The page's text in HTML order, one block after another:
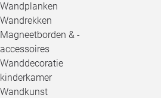
Wandplanken
Wandrekken
Magneetborden & -
accessoires
Wanddecoratie
kinderkamer
Wandkunst